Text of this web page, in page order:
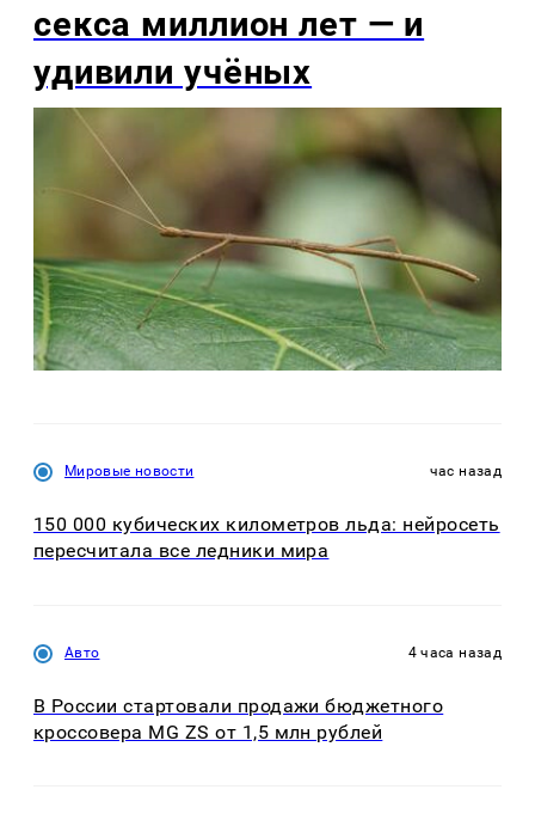
секса миллион лет — и
удивили учёных
Мировые новости час назад
150 000 кубических километров льда: нейросеть
пересчитала все ледники мира
Авто 4 часа назад
В России стартовали продажи бюджетного
кроссовера MG ZS от 1,5 млн рублей